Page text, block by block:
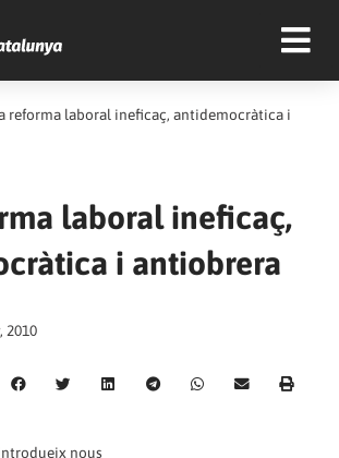
reforma laboral ineficaç, antidemocràtica i
laboral ineficaç,
i antiobrera
2010
nous